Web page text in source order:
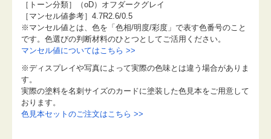
［トーン分類］（oD）オフダークグレイ
［マンセル値参考］4.7R2.6/0.5
※マンセル値とは、色を「色相/明度/彩度」で表す色番号のこと
です。色選びの判断材料のひとつとしてご活用ください。
マンセル値についてはこちら >>
※ディスプレイや写真によって実際の色味とは違う場合がありま
す。
実際の塗料を名刺サイズのカードに塗装した色見本をご用意して
おります。
色見本セットのご注文はこちら >>